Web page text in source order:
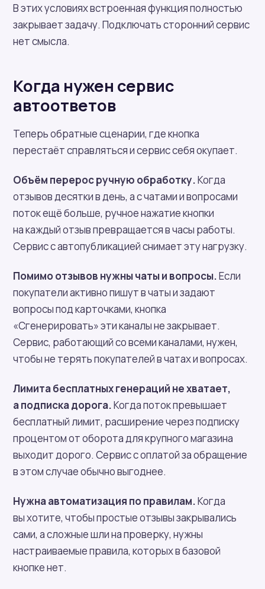
В этих условиях встроенная функция полностью
закрывает задачу. Подключать сторонний сервис
нет смысла.
Когда нужен сервис
автоответов
Теперь обратные сценарии, где кнопка
перестаёт справляться и сервис себя окупает.
Объём перерос ручную обработку.Когда
отзывов десятки в день, а с чатами и вопросами
поток ещё больше, ручное нажатие кнопки
на каждый отзыв превращается в часы работы.
Сервис с автопубликацией снимает эту нагрузку.
Помимо отзывов нужны чаты и вопросы.Если
покупатели активно пишут в чаты и задают
вопросы под карточками, кнопка
«Сгенерировать» эти каналы не закрывает.
Сервис, работающий со всеми каналами, нужен,
чтобы не терять покупателей в чатах и вопросах.
Лимита бесплатных генераций не хватает,
а подписка дорога.Когда поток превышает
бесплатный лимит, расширение через подписку
процентом от оборота для крупного магазина
выходит дорого. Сервис с оплатой за обращение
в этом случае обычно выгоднее.
Нужна автоматизация по правилам.Когда
вы хотите, чтобы простые отзывы закрывались
сами, а сложные шли на проверку, нужны
настраиваемые правила, которых в базовой
кнопке нет.